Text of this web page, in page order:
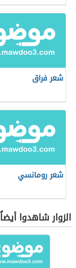
شعر فراق
شعر رومانسي
الزوار شاهدوا أيضاً